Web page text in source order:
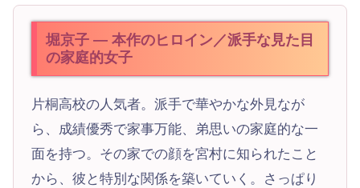
堀京子 — 本作のヒロイン／派手な見た目
の家庭的女子
片桐高校の人気者。派手で華やかな外見なが
ら、成績優秀で家事万能、弟思いの家庭的な一
面を持つ。その家での顔を宮村に知られたこと
から、彼と特別な関係を築いていく。さっぱり